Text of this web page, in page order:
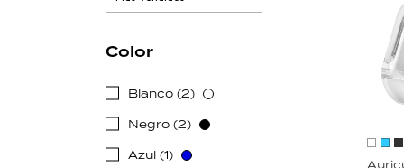
Color
Blanco (2)
Negro (2)
Azul (1)